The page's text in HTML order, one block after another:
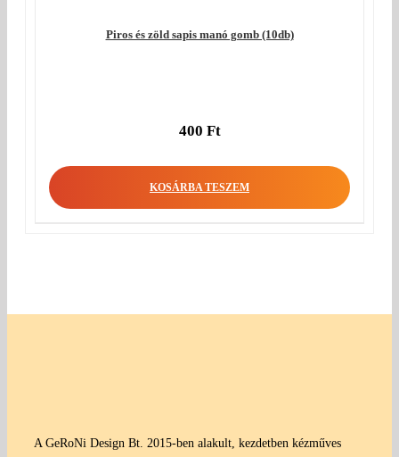
Piros és zöld sapis manó gomb (10db)
400 Ft
KOSÁRBA TESZEM
A GeRoNi Design Bt. 2015-ben alakult, kezdetben kézműves